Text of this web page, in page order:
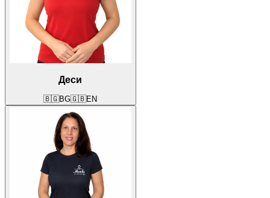
Деси
🇧🇬BG🇬🇧EN